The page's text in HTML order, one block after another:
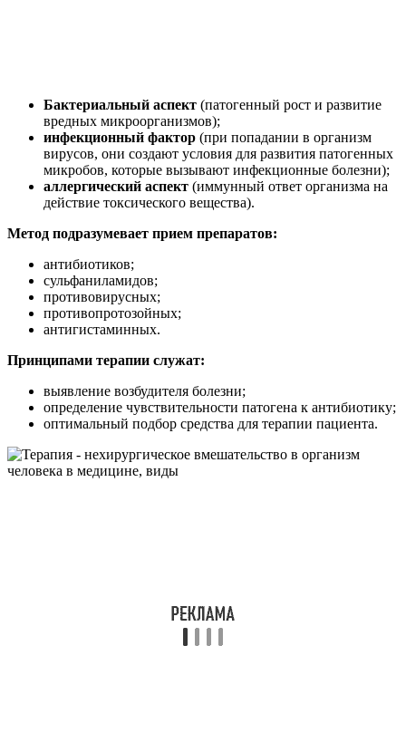
Бактериальный аспект (патогенный рост и развитие
вредных микроорганизмов);
инфекционный фактор (при попадании в организм
вирусов, они создают условия для развития патогенных
микробов, которые вызывают инфекционные болезни);
аллергический аспект (иммунный ответ организма на
действие токсического вещества).
Метод подразумевает прием препаратов:
антибиотиков;
сульфаниламидов;
противовирусных;
противопротозойных;
антигистаминных.
Принципами терапии служат:
выявление возбудителя болезни;
определение чувствительности патогена к антибиотику;
оптимальный подбор средства для терапии пациента.